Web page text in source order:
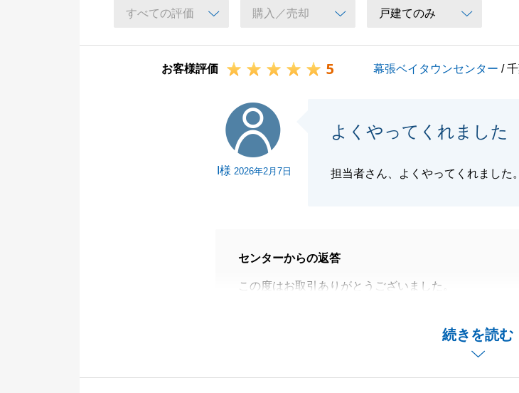
お客様評価 5 幕張ベイタウンセンター /
I様 2026年2月7日
よくやってくれました
担当者さん、よくやってくれました。
続きを読む
センターからの返答
この度はお取引ありがとうございました。
皆様のご協力もありスムーズに決済までたどり着けま
今後不動産の事で何かござましたらお気軽に申し付け